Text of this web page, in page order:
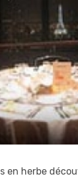
en herbe